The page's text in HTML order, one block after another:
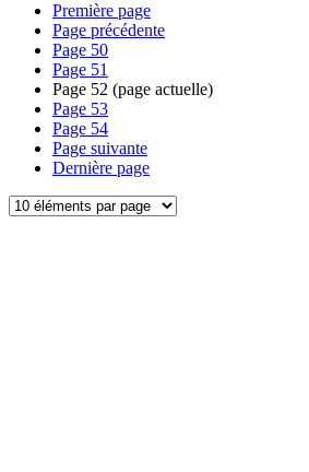
Première page
Page précédente
Page 50
Page 51
Page 52 (page actuelle)
Page 53
Page 54
Page suivante
Dernière page